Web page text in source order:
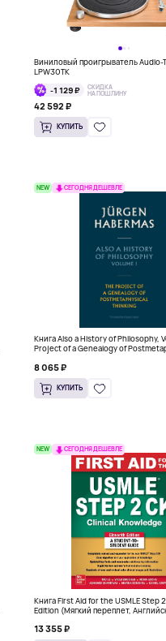
Виниловый проигрыватель Audio-
LPW30TK
-1 129 ₽
СКИДКА
НА ПОШЛИНУ
42 592 ₽
КУПИТЬ
NEW СЕГОДНЯ ДЕШЕВЛЕ
Книга Also a History of Philosophy,
Project of a Genealogy of
8 065 ₽
КУПИТЬ
NEW СЕГОДНЯ ДЕШЕВЛЕ
Книга First Aid for the USMLE Step
Edition (Мягкий переплет,
13 355 ₽